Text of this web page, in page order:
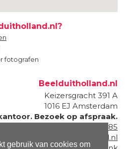
gebruik van cookies om
fotografen
Beelduitholland.nl
Keizersgracht 391 A
1016 EJ Amsterdam
Bezoek op afspraak.
020 - 820 87 85
info@beelduitholland.nl